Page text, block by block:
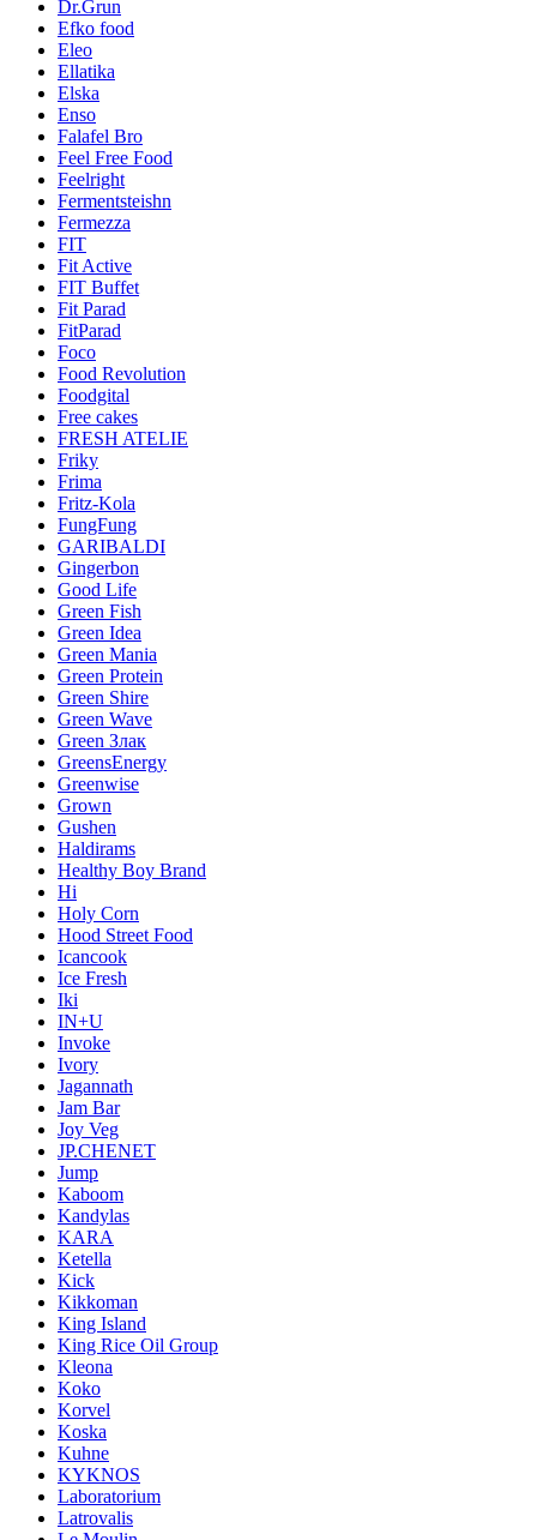
Dr.Grun
Efko food
Eleo
Ellatika
Elska
Enso
Falafel Bro
Feel Free Food
Feelright
Fermentsteishn
Fermezza
FIT
Fit Active
FIT Buffet
Fit Parad
FitParad
Foco
Food Revolution
Foodgital
Free cakes
FRESH ATELIE
Friky
Frima
Fritz-Kola
FungFung
GARIBALDI
Gingerbon
Good Life
Green Fish
Green Idea
Green Mania
Green Protein
Green Shire
Green Wave
Green Злак
GreensEnergy
Greenwise
Grown
Gushen
Haldirams
Healthy Boy Brand
Hi
Holy Corn
Hood Street Food
Icancook
Ice Fresh
Iki
IN+U
Invoke
Ivory
Jagannath
Jam Bar
Joy Veg
JP.CHENET
Jump
Kaboom
Kandylas
KARA
Ketella
Kick
Kikkoman
King Island
King Rice Oil Group
Kleona
Koko
Korvel
Koska
Kuhne
KYKNOS
Laboratorium
Latrovalis